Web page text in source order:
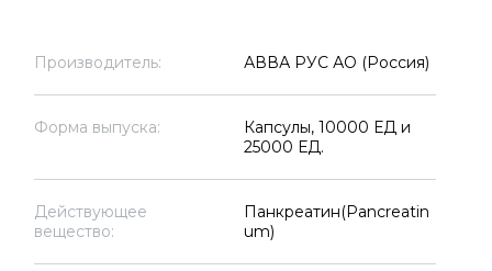
Производитель: АВВА РУС АО (Россия)
Форма выпуска:
Капсулы, 10000 ЕД и
25000 ЕД.
Действующее
вещество:
Панкреатин(Pancreatin
um)